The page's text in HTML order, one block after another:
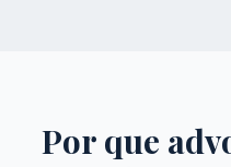
Por que